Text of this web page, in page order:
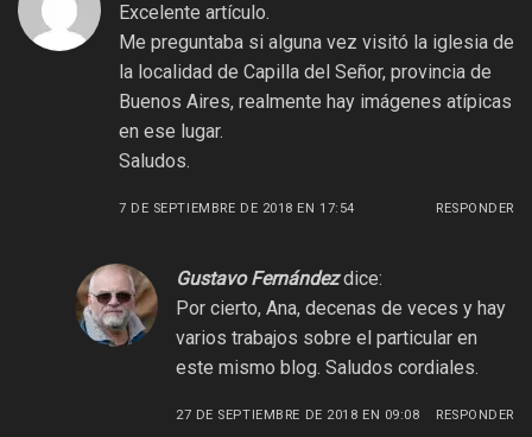
Excelente artículo.
Me preguntaba si alguna vez visitó la iglesia de
la localidad de Capilla del Señor, provincia de
Buenos Aires, realmente hay imágenes atípicas
en ese lugar.
Saludos.
7 DE SEPTIEMBRE DE 2018 EN 17:54 RESPONDER
Gustavo Fernández dice:
Por cierto, Ana, decenas de veces y hay
varios trabajos sobre el particular en
este mismo blog. Saludos cordiales.
27 DE SEPTIEMBRE DE 2018 EN 09:08 RESPONDER